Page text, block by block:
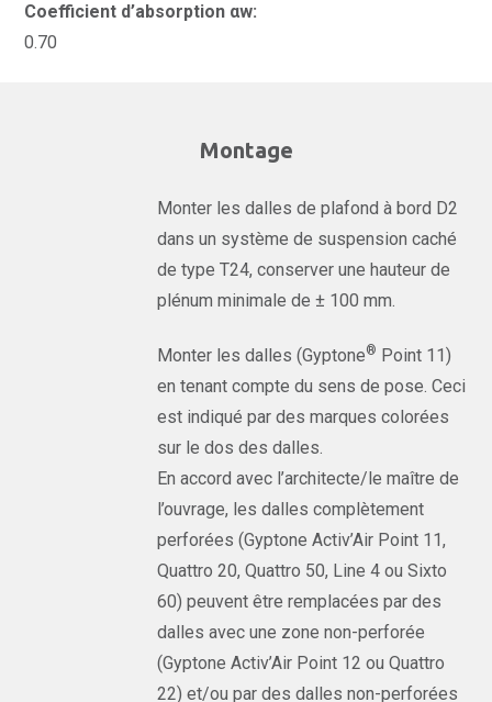
Coefficient d’absorption αw:
0.70
Montage
Monter les dalles de plafond à bord D2
dans un système de suspension caché
de type T24, conserver une hauteur de
plénum minimale de ± 100 mm.
Monter les dalles (Gyptone® Point 11)
en tenant compte du sens de pose. Ceci
est indiqué par des marques colorées
sur le dos des dalles.
En accord avec l’architecte/le maître de
l’ouvrage, les dalles complètement
perforées (Gyptone Activ’Air Point 11,
Quattro 20, Quattro 50, Line 4 ou Sixto
60) peuvent être remplacées par des
dalles avec une zone non-perforée
(Gyptone Activ’Air Point 12 ou Quattro
22) et/ou par des dalles non-perforées